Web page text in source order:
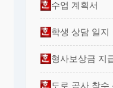
수업 계획서
학생 상담 일지
형사보상금 지
도로 공사 착수